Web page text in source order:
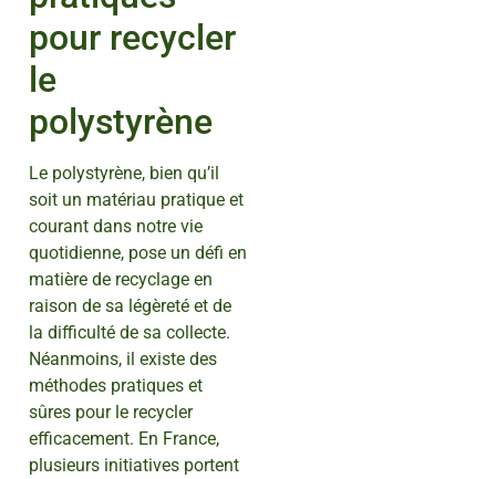
pour recycler
le
polystyrène
Le polystyrène, bien qu’il
soit un matériau pratique et
courant dans notre vie
quotidienne, pose un défi en
matière de recyclage en
raison de sa légèreté et de
la difficulté de sa collecte.
Néanmoins, il existe des
méthodes pratiques et
sûres pour le recycler
efficacement. En France,
plusieurs initiatives portent